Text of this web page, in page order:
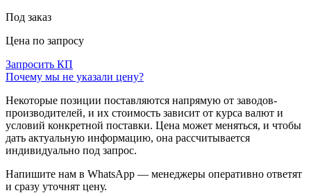
Под заказ
Цена по запросу
Запросить КП
Почему мы не указали цену?
Некоторые позиции поставляются напрямую от заводов-
производителей, и их стоимость зависит от курса валют и
условий конкретной поставки. Цена может меняться, и чтобы
дать актуальную информацию, она рассчитывается
индивидуально под запрос.
Напишите нам в WhatsApp — менеджеры оперативно ответят
и сразу уточнят цену.